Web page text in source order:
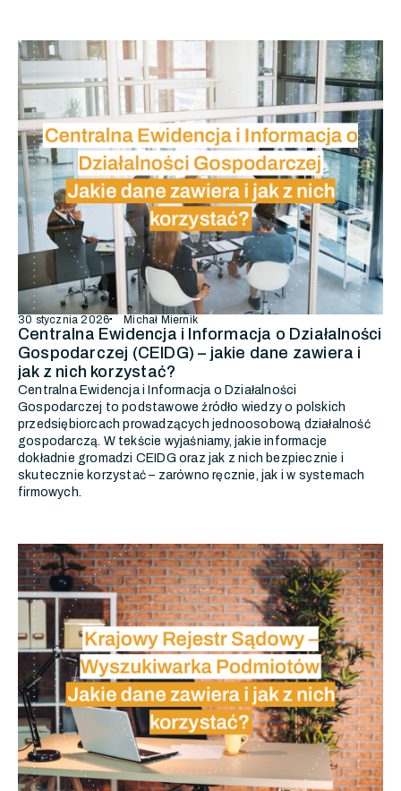
30 stycznia 2026 Michał Miernik
Centralna Ewidencja i Informacja o Działalności
Gospodarczej (CEIDG) – jakie dane zawiera i
jak z nich korzystać?
Centralna Ewidencja i Informacja o Działalności
Gospodarczej to podstawowe źródło wiedzy o polskich
przedsiębiorcach prowadzących jednoosobową działalność
gospodarczą. W tekście wyjaśniamy, jakie informacje
dokładnie gromadzi CEIDG oraz jak z nich bezpiecznie i
skutecznie korzystać – zarówno ręcznie, jak i w systemach
firmowych.